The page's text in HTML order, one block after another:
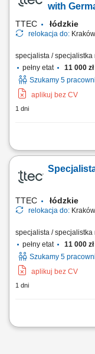
produktów i usług
with
TTEC łódzkie
relokacja do: Kraków
specjalista / specjalistka
pełny etat
11 000 zł
Szukamy 5
aplikuj bez CV
1 dni
Tasks: Bring your
Recommend, quote,
to close the sale while
TTEC łódzkie
relokacja do: Kraków
specjalista / specjalistka
pełny etat
11 000 zł
Szukamy 5
aplikuj bez CV
1 dni
Tasks: Establish and